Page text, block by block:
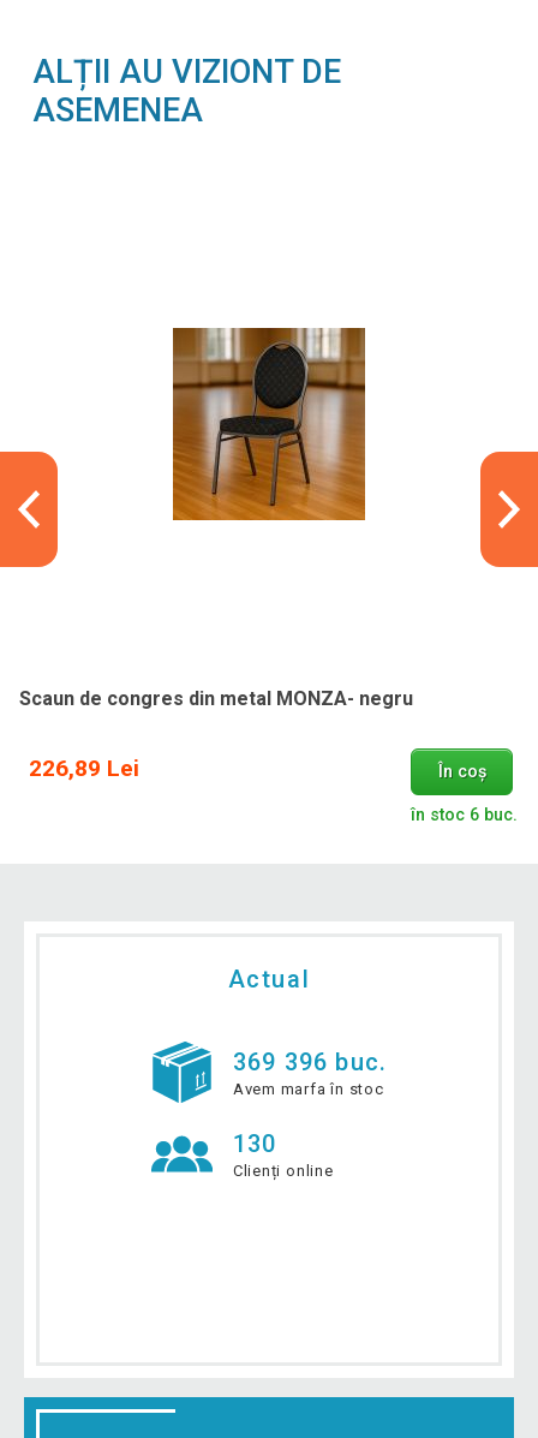
ALȚII AU VIZIONT DE
ASEMENEA
Scaun de congres din metal MONZA- negru
226,89 Lei În coș
în stoc 6 buc.
Actual
369 396 buc.
Avem marfa în stoc
130
Clienți online